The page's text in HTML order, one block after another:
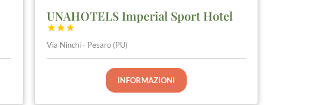
UNAHOTELS Imperial Sport Hotel



Via Ninchi - Pesaro (PU)
INFORMAZIONI